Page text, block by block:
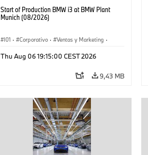
Start of Production BMW i3 at BMW Plant
Munich (08/2026)
I01 · Corporativo · Ventas y Marketing ·
Thu Aug 06 19:15:00 CEST 2026
9,43 MB